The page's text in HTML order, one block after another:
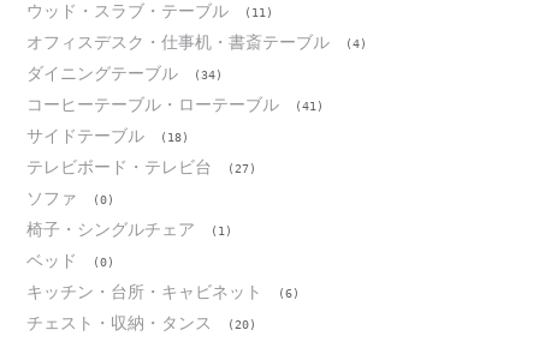
ウッド・スラブ・テーブル (11)
オフィスデスク・仕事机・書斎テーブル (4)
ダイニングテーブル (34)
コーヒーテーブル・ローテーブル (41)
サイドテーブル (18)
テレビボード・テレビ台 (27)
ソファ (0)
椅子・シングルチェア (1)
ベッド (0)
キッチン・台所・キャビネット (6)
チェスト・収納・タンス (20)